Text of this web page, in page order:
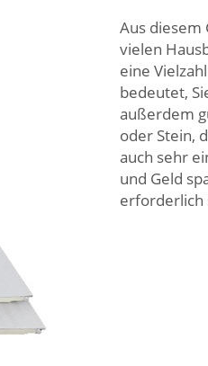
Aus diesem
vielen
eine
bedeutet,
außerdem
oder Stein,
auch sehr
und Geld
erforderlich